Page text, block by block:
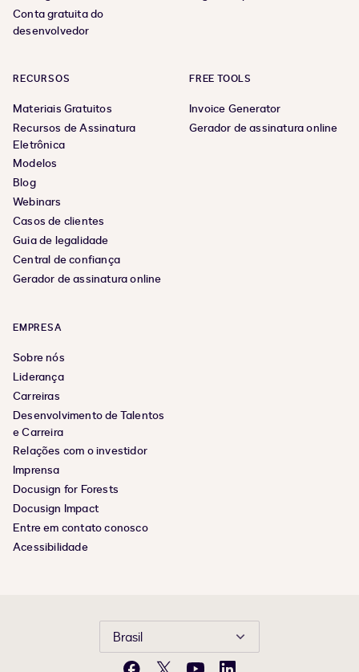
Conta gratuita do
desenvolvedor
RECURSOS
Materiais Gratuitos
Recursos de Assinatura
Eletrônica
Modelos
Blog
Webinars
Casos de clientes
Guia de legalidade
Central de confiança
Gerador de assinatura online
FREE TOOLS
Invoice Generator
Gerador de assinatura online
EMPRESA
Sobre nós
Liderança
Carreiras
Desenvolvimento de Talentos
e Carreira
Relações com o investidor
Imprensa
Docusign for Forests
Docusign Impact
Entre em contato conosco
Acessibilidade
Brasil